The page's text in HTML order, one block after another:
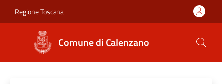
Regione Toscana
Comune di Calenzano